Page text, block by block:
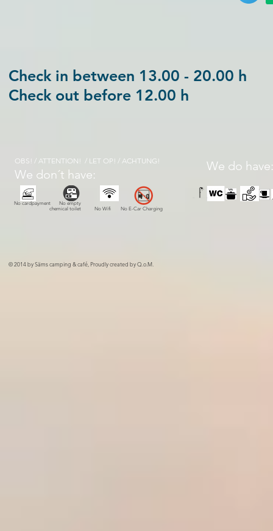
Check in between 13.00 - 20.00 h
Check out before 12.00 h
OBS! / ATTENTION! / LET OP! / ACHTUNG!
We don´t have:
No cardpayment No empty
chemical toilet No Wifi No E-Car Charging
We do have:
© 2014 by Säms camping & café, Proudly created by Q.o.M.